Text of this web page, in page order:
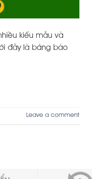
kiểu mẫu và
đây là bảng báo
Leave a comment